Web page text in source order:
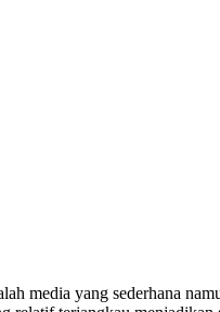
media yang sederhana